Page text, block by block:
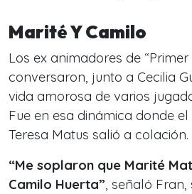
Marité Y Camilo
Los ex animadores de “Primer
conversaron, junto a Cecilia
vida amorosa de varios
Fue en esa dinámica donde
Teresa Matus salió a colación.
“Me soplaron que Marité
Camilo Huerta”, señaló Fran,